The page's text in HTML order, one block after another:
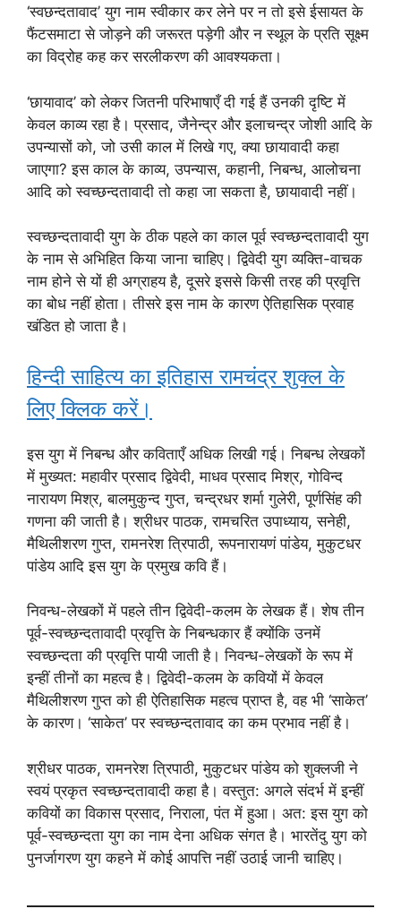
‘स्वछन्दतावाद’ युग नाम स्वीकार कर लेने पर न तो इसे ईसायत के
फैंटसमाटा से जोड़ने की जरूरत पड़ेगी और न स्थूल के प्रति सूक्ष्म
का विद्रोह कह कर सरलीकरण की आवश्यकता।
‘छायावाद’ को लेकर जितनी परिभाषाएँ दी गई हैं उनकी दृष्टि में
केवल काव्य रहा है। प्रसाद, जैनेन्द्र और इलाचन्द्र जोशी आदि के
उपन्यासों को, जो उसी काल में लिखे गए, क्या छायावादी कहा
जाएगा? इस काल के काव्य, उपन्यास, कहानी, निबन्ध, आलोचना
आदि को स्वच्छन्दतावादी तो कहा जा सकता है, छायावादी नहीं।
स्वच्छन्दतावादी युग के ठीक पहले का काल पूर्व स्वच्छन्दतावादी युग
के नाम से अभिहित किया जाना चाहिए। द्विवेदी युग व्यक्ति-वाचक
नाम होने से यों ही अग्राहय है, दूसरे इससे किसी तरह की प्रवृत्ति
का बोध नहीं होता। तीसरे इस नाम के कारण ऐतिहासिक प्रवाह
खंडित हो जाता है।
हिन्दी साहित्य का इतिहास रामचंद्र शुक्ल के
लिए क्लिक करें।
इस युग में निबन्ध और कविताएँ अधिक लिखी गई। निबन्ध लेखकों
में मुख्यत: महावीर प्रसाद द्विवेदी, माधव प्रसाद मिश्र, गोविन्द
नारायण मिश्र, बालमुकुन्द गुप्त, चन्द्रधर शर्मा गुलेरी, पूर्णसिंह की
गणना की जाती है। श्रीधर पाठक, रामचरित उपाध्याय, सनेही,
मैथिलीशरण गुप्त, रामनरेश त्रिपाठी, रूपनारायणं पांडेय, मुकुटधर
पांडेय आदि इस युग के प्रमुख कवि हैं।
निवन्ध-लेखकों में पहले तीन द्विवेदी-कलम के लेखक हैं। शेष तीन
पूर्व-स्वच्छन्दतावादी प्रवृत्ति के निबन्धकार हैं क्योंकि उनमें
स्वच्छन्दता की प्रवृत्ति पायी जाती है। निवन्ध-लेखकों के रूप में
इन्हीं तीनों का महत्व है। द्विवेदी-कलम के कवियों में केवल
मैथिलीशरण गुप्त को ही ऐतिहासिक महत्व प्राप्त है, वह भी ‘साकेत’
के कारण। ‘साकेत’ पर स्वच्छन्दतावाद का कम प्रभाव नहीं है।
श्रीधर पाठक, रामनरेश त्रिपाठी, मुकुटधर पांडेय को शुक्लजी ने
स्वयं प्रकृत स्वच्छन्दतावादी कहा है। वस्तुत: अगले संदर्भ में इन्हीं
कवियों का विकास प्रसाद, निराला, पंत में हुआ। अत: इस युग को
पूर्व-स्वच्छन्दता युग का नाम देना अधिक संगत है। भारतेंदु युग को
पुनर्जागरण युग कहने में कोई आपत्ति नहीं उठाई जानी चाहिए।